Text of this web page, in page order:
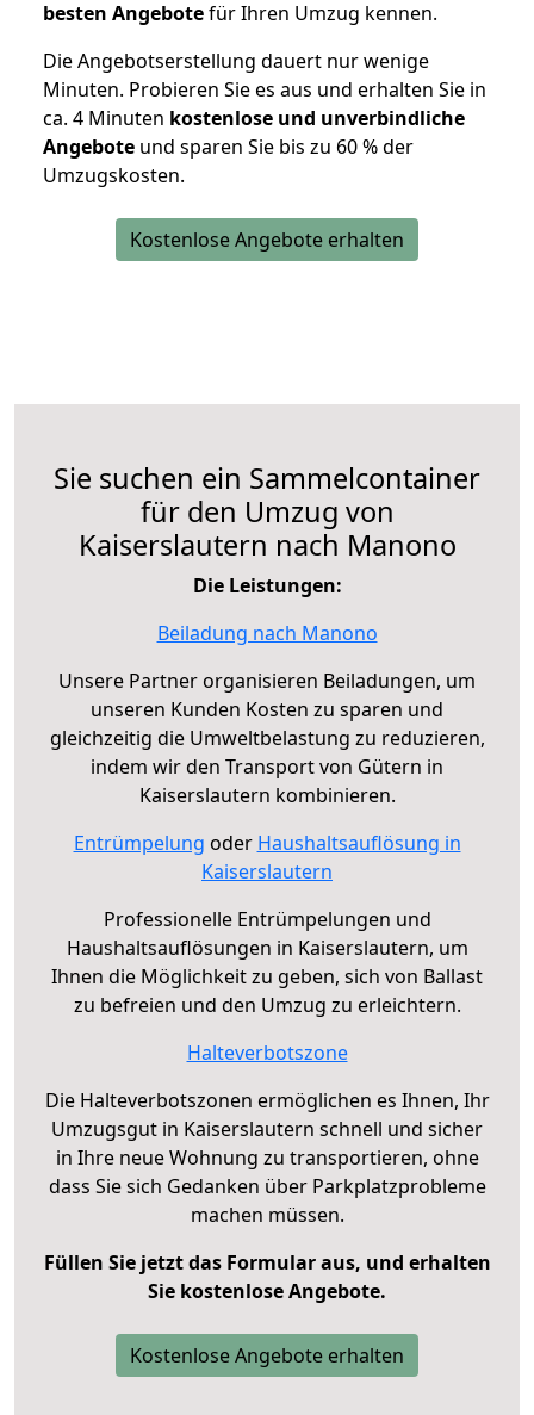
besten Angebotefür Ihren Umzug kennen.
Die Angebotserstellung dauert nur wenige
Minuten. Probieren Sie es aus und erhalten Sie in
ca. 4 Minuten kostenlose und unverbindliche
Angebote und sparen Sie bis zu 60 % der
Umzugskosten.
Kostenlose Angebote erhalten
Sie suchen ein Sammelcontainer
für den Umzug von
Kaiserslautern nach Manono
Die Leistungen:
Beiladung nach Manono
Unsere Partner organisieren Beiladungen, um
unseren Kunden Kosten zu sparen und
gleichzeitig die Umweltbelastung zu reduzieren,
indem wir den Transport von Gütern in
Kaiserslautern kombinieren.
Entrümpelung oder Haushaltsauflösung in
Kaiserslautern
Professionelle Entrümpelungen und
Haushaltsauflösungen in Kaiserslautern, um
Ihnen die Möglichkeit zu geben, sich von Ballast
zu befreien und den Umzug zu erleichtern.
Halteverbotszone
Die Halteverbotszonen ermöglichen es Ihnen, Ihr
Umzugsgut in Kaiserslautern schnell und sicher
in Ihre neue Wohnung zu transportieren, ohne
dass Sie sich Gedanken über Parkplatzprobleme
machen müssen.
Füllen Sie jetzt das Formular aus, und erhalten
Sie kostenlose Angebote.
Kostenlose Angebote erhalten